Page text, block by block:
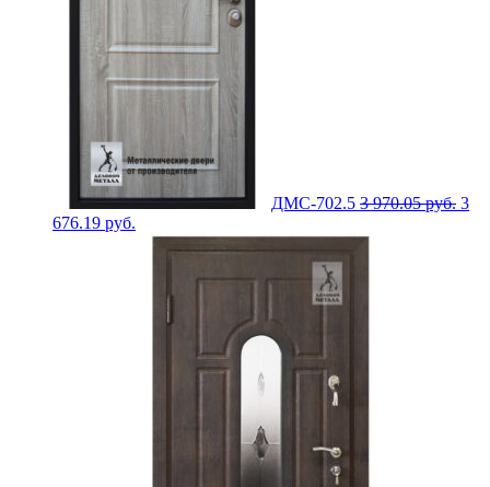
ДМС-702.5 3 970.05руб. 3
676.19 руб.